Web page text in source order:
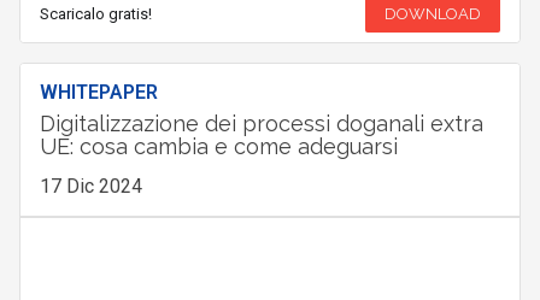
Scaricalo gratis! DOWNLOAD
WHITEPAPER
Digitalizzazione dei processi doganali extra
UE: cosa cambia e come adeguarsi
17 Dic 2024